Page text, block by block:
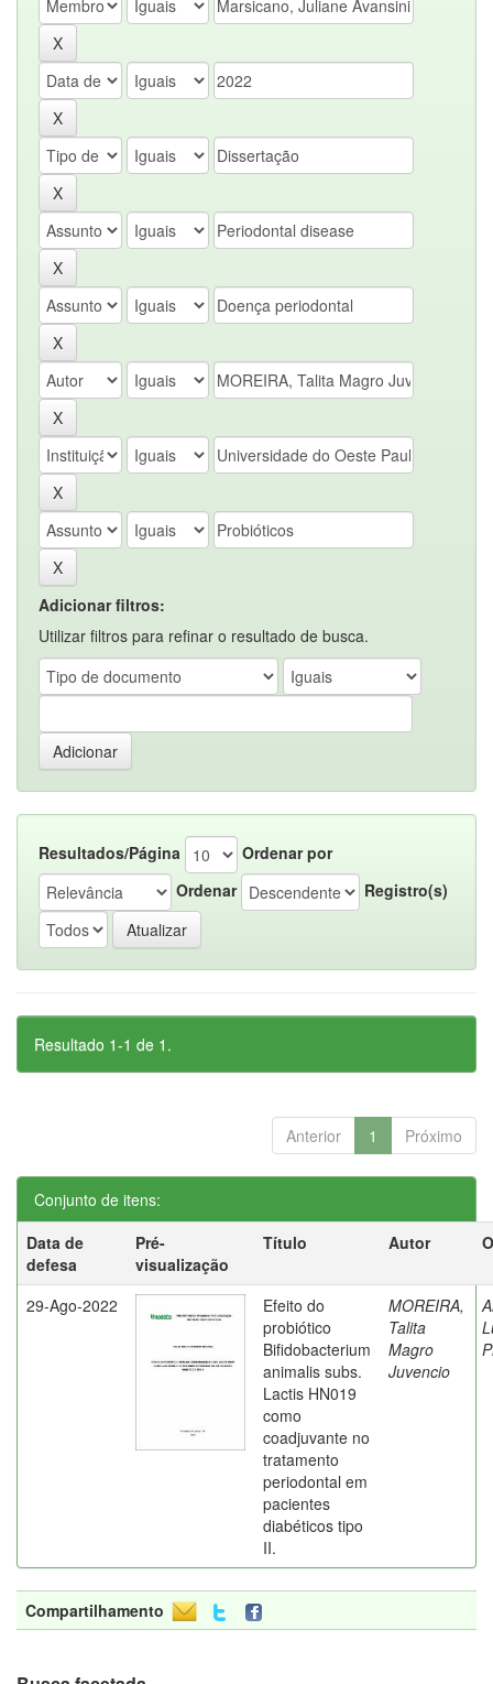
Adicionar filtros:
Utilizar filtros para refinar o resultado de busca.
Resultados/Página
Ordenar por
Ordenar
Registro(s)
Resultado 1-1 de 1.
Anterior 1 Próximo
Conjunto de itens:
Data de
defesa
Pré-
visualização
Título Autor
29-Ago-2022
Efeito do
probiótico
Bifidobacterium
animalis subs.
Lactis HN019
como
coadjuvante no
tratamento
periodontal em
pacientes
diabéticos tipo
II.
MOREIRA,
Talita
Magro
Juvencio
Compartilhamento